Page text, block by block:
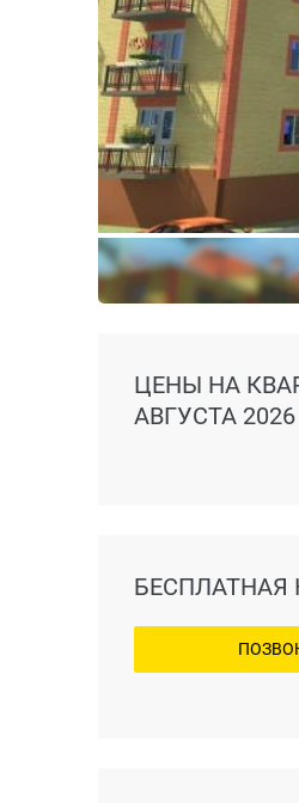
ЦЕНЫ НА
АВГУСТА 2026
БЕСПЛАТНАЯ